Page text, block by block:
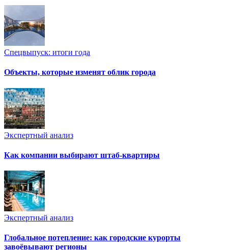
Спецвыпуск: итоги года
Объекты, которые изменят облик города
Экспертный анализ
Как компании выбирают штаб-квартиры
Экспертный анализ
Глобальное потепление: как городские курорты
завоёвывают регионы